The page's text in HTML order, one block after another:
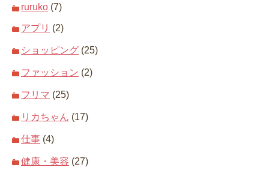
ruruko (7)
アプリ (2)
ショッピング (25)
ファッション (2)
フリマ (25)
リカちゃん (17)
仕事 (4)
健康・美容 (27)